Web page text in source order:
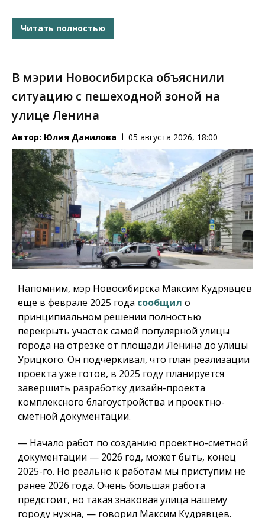
Читать полностью
В мэрии Новосибирска объяснили
ситуацию с пешеходной зоной на
улице Ленина
Автор: Юлия Данилова 05 августа 2026, 18:00
Напомним, мэр Новосибирска Максим Кудрявцев
еще в феврале 2025 года сообщил о
принципиальном решении полностью
перекрыть участок самой популярной улицы
города на отрезке от площади Ленина до улицы
Урицкого. Он подчеркивал, что план реализации
проекта уже готов, в 2025 году планируется
завершить разработку дизайн-проекта
комплексного благоустройства и проектно-
сметной документации.
— Начало работ по созданию проектно-сметной
документации — 2026 год, может быть, конец
2025-го. Но реально к работам мы приступим не
ранее 2026 года. Очень большая работа
предстоит, но такая знаковая улица нашему
городу нужна, — говорил Максим Кудрявцев.